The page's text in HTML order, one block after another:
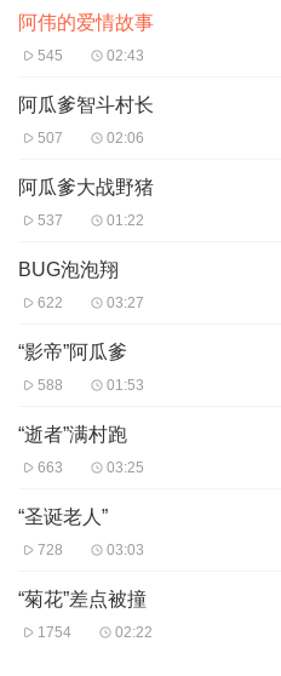
阿伟的爱情故事
545 02:43
阿瓜爹智斗村长
507 02:06
阿瓜爹大战野猪
537 01:22
BUG泡泡翔
622 03:27
“影帝”阿瓜爹
588 01:53
“逝者”满村跑
663 03:25
“圣诞老人”
728 03:03
“菊花”差点被撞
1754 02:22